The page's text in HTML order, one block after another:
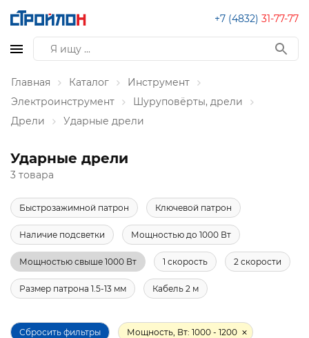
+7 (4832) 31-77-77
Главная Каталог
Инструмент
Электроинструмент
Шуруповёрты, дрели
Дрели
Ударные дрели
Ударные дрели
3 товара
Быстрозажимной патрон Ключевой патрон
Наличие подсветки Мощностью до 1000 Вт
Мощностью свыше 1000 Вт 1 скорость 2 скорости
Размер патрона 1.5-13 мм Кабель 2 м
Сбросить фильтры Мощность, Вт: 1000 - 1200